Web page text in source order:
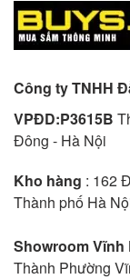
Công ty TNHH
VPĐD:P3615B
Đông - Hà Nội
Kho hàng : 162
Thành phố Hà
Showroom Vĩnh
Thành Phường